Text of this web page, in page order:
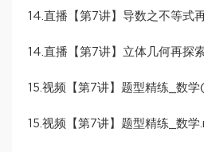
14.直播【第7讲】导数之不等式
14.直播【第7讲】立体几何再探
15.视频【第7讲】题型精练_数
15.视频【第7讲】题型精练_数